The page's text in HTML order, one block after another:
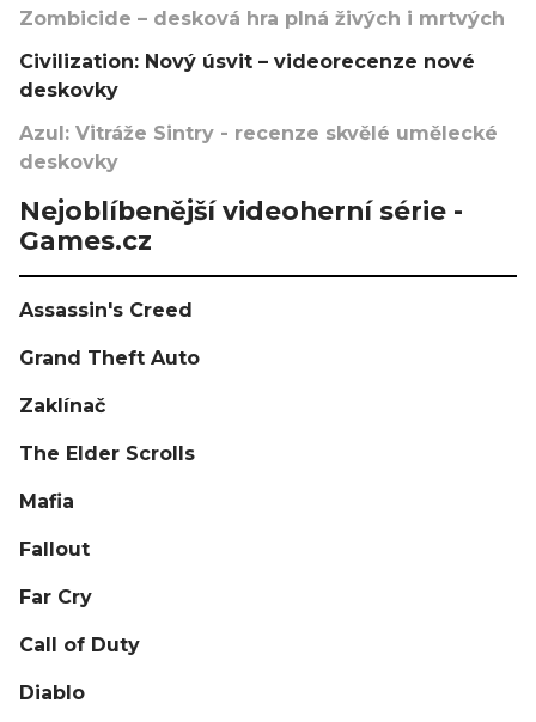
Zombicide – desková hra plná živých i mrtvých
Civilization: Nový úsvit – videorecenze nové
deskovky
Azul: Vitráže Sintry - recenze skvělé umělecké
deskovky
Nejoblíbenější videoherní série -
Games.cz
Assassin's Creed
Grand Theft Auto
Zaklínač
The Elder Scrolls
Mafia
Fallout
Far Cry
Call of Duty
Diablo